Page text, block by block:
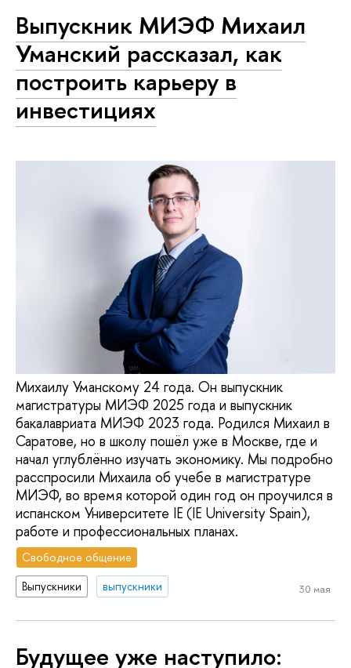
Выпускник МИЭФ Михаил
Уманский рассказал, как
построить карьеру в
инвестициях
Михаилу Уманскому 24 года. Он выпускник
магистратуры МИЭФ 2025 года и выпускник
бакалавриата МИЭФ 2023 года. Родился Михаил в
Саратове, но в школу пошёл уже в Москве, где и
начал углублённо изучать экономику. Мы подробно
расспросили Михаила об учебе в магистратуре
МИЭФ, во время которой один год он проучился в
испанском Университете IE (IE University Spain),
работе и профессиональных планах.
Свободное общение
Выпускники
выпускники 30 мая
Будущее уже наступило: